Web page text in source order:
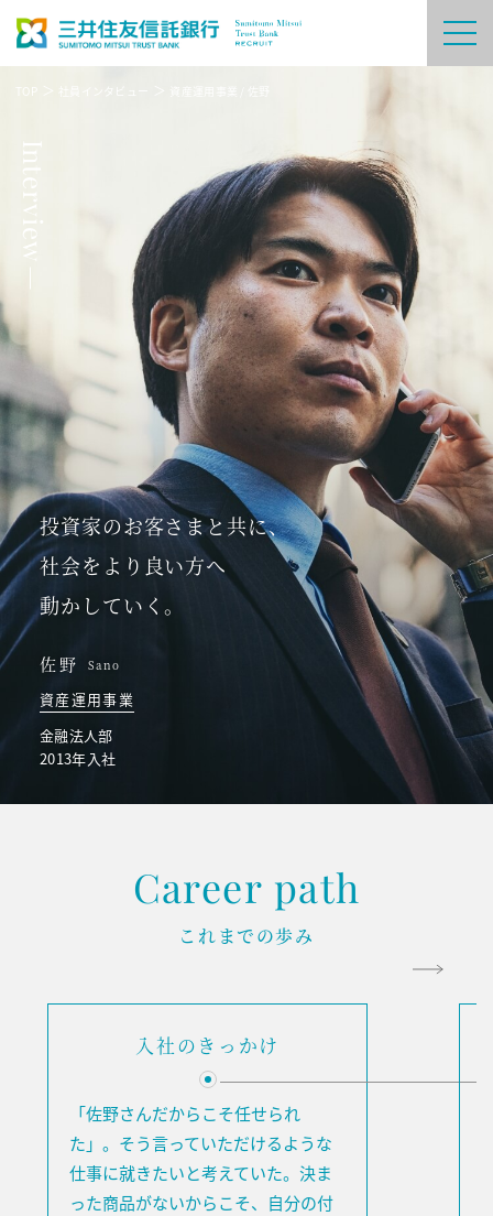
TOP 社員インタビュー
Interview
投資家のお客さまと共に、
社会をより良い方へ
動かしていく。
佐野 Sano
資産運用事業
金融法人部
2013年入社
Career path
これまでの歩み
入社のきっかけ
「佐野さんだからこそ任せられ
た」。そう言っていただけるような
仕事に就きたいと考えていた。決ま
った商品がないからこそ、自分の付